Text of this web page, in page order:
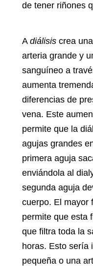
de tener riñones
A diálisiscrea
arteria grande y
sanguíneo a
aumenta
diferencias de
vena. Este
permite que la
agujas grandes
primera aguja
enviándola al
segunda aguja
cuerpo. El mayor
permite que esta
que filtra toda la
horas. Esto sería
pequeña o una